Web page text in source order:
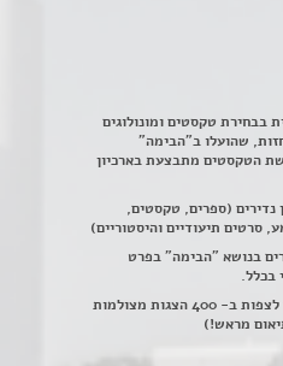
בבחירת טקסטים ומונולוגים
למעלה מ – 3500 מחזות, שהועלו ב"הבימה"
הטקסטים מתבצעת בארכיון
נדירים (ספרים, טקסטים,
סרטים תיעודיים והיסטוריים)
בנושא "הבימה" בפרט
בכלל.
חדר הצפייה מרווח ובו ניתן לצפות ב- 400 הצגות מצולמות
מראש!)